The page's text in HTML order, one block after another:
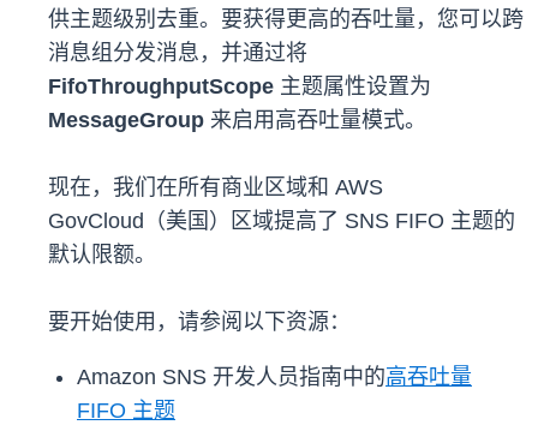
供主题级别去重。要获得更高的吞吐量，您可以跨
消息组分发消息，并通过将
FifoThroughputScope 主题属性设置为
MessageGroup 来启用高吞吐量模式。
现在，我们在所有商业区域和 AWS
GovCloud（美国）区域提高了 SNS FIFO 主题的
默认限额。
要开始使用，请参阅以下资源：
Amazon SNS 开发人员指南中的高吞吐量
FIFO 主题